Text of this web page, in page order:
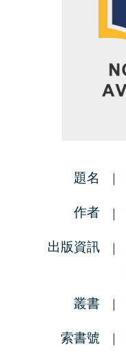
題名
作者
出版資訊
叢書
索書號